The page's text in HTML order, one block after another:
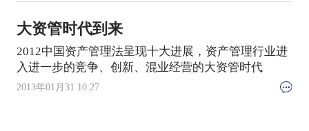
大资管时代到来
2012中国资产管理法呈现十大进展，资产管理行业进
入进一步的竞争、创新、混业经营的大资管时代
2013年01月31 10:27